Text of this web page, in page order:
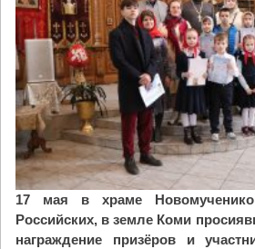
ю
ж
е
н
-
м
и
р
о
н
о
17 мая в храме
Российских, в земле Коми
награждение призёров и